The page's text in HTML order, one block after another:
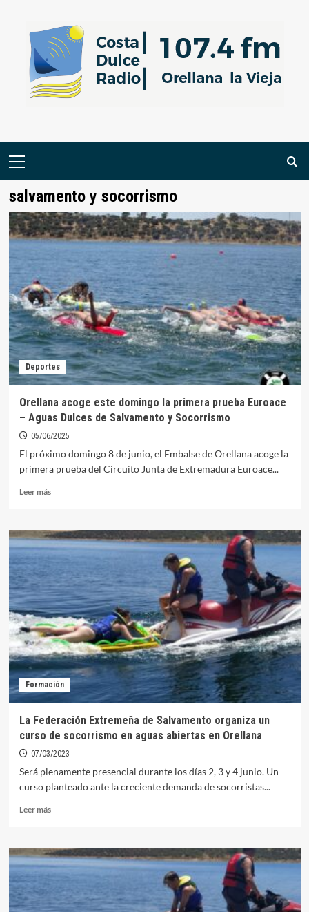
contenido
Menú
salvamento y socorrismo
Deportes
Orellana acoge este domingo la primera prueba Euroace
– Aguas Dulces de Salvamento y Socorrismo
05/06/2025
El próximo domingo 8 de junio, el Embalse de Orellana acoge la
primera prueba del Circuito Junta de Extremadura Euroace...
Leer másLeer
Orellana
acoge
este
la
primera
prueba
Euroace
–
Aguas
Dulces
de
Salvamento
Formación
La Federación Extremeña de Salvamento organiza un
curso de socorrismo en aguas abiertas en Orellana
07/03/2023
Será plenamente presencial durante los días 2, 3 y 4 junio. Un
curso planteado ante la creciente demanda de socorristas...
Leer másLeer
La
Federación
Extremeña
Salvamento